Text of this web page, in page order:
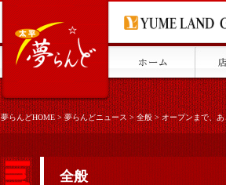
夢らんどHOME>夢らんどニュース>全般>オープンまで、
全般